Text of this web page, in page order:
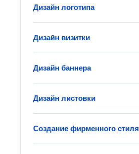
Дизайн логотипа
Дизайн визитки
Дизайн баннера
Дизайн листовки
Создание фирменного стиля